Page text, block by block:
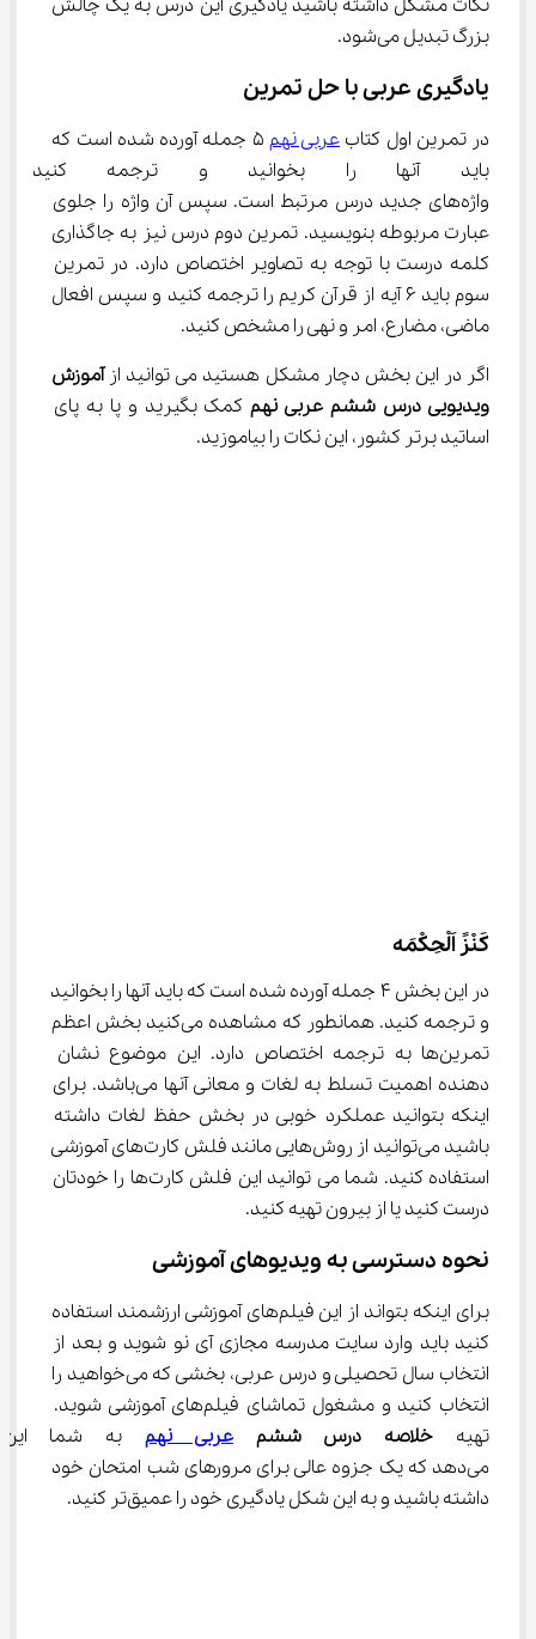
نکات مشکل داشته باشید یادگیری این درس به یک چالش
بزرگ تبدیل می‌شود.
یادگیری عربی با حل تمرین
در تمرین اول کتاب عربی نهم
۵ جمله آورده شده است که
باید آنها را بخوانید و ترجمه
واژه‌های جدید درس مرتبط است. سپس آن واژه را جلوی
عبارت مربوطه بنویسید. تمرین دوم درس نیز به جاگذاری
کلمه درست با توجه به تصاویر اختصاص دارد. در تمرین
سوم باید ۶ آیه از قرآن کریم را ترجمه کنید و سپس افعال
ماضی، مضارع، امر و نهی را مشخص کنید.
اگر در این بخش دچار مشکل هستید می توانید از آموزش
ویدیویی درس ششم عربی نهم کمک بگیرید و پا به پای
اساتید برتر کشور، این نکات را بیاموزید.
کَنْزً اَلْحِکْمَه
در این بخش ۴ جمله آورده شده است که باید آنها را بخوانید
و ترجمه کنید. همانطور که مشاهده می‌کنید بخش اعظم
تمرین‌ها به ترجمه اختصاص دارد. این موضوع نشان
دهنده اهمیت تسلط به لغات و معانی آنها می‌باشد. برای
اینکه بتوانید عملکرد خوبی در بخش حفظ لغات داشته
باشید می‌توانید از روش‌هایی مانند فلش کارت‌های آموزشی
استفاده کنید. شما می توانید این فلش کارت‌ها را خودتان
درست کنید یا از بیرون تهیه کنید.
نحوه دسترسی به ویدیوهای آموزشی
برای اینکه بتواند از این فیلم‌های آموزشی ارزشمند استفاده
کنید باید وارد سایت مدرسه مجازی آی نو شوید و بعد از
انتخاب سال تحصیلی و درس عربی، بخشی که می‌خواهید را
انتخاب کنید و مشغول تماشای فیلم‌های آموزشی شوید.
تهیه خلاصه درس ششم عربی نهم به شما این
می‌دهد که یک جزوه عالی برای مرورهای شب امتحان خود
داشته باشید و به این شکل یادگیری خود را عمیق‌تر کنید.